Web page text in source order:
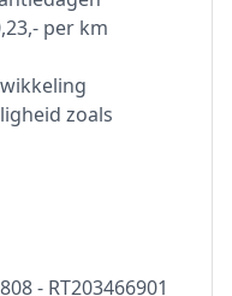
per km
zoals
- RT203466901